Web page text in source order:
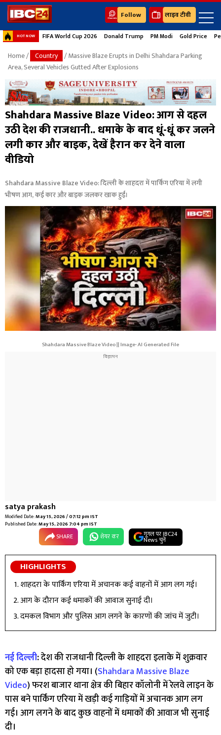
Follow लाइव टीवी
HOT NOW FIFA World Cup 2026 Donald Trump PM Modi Gold Price
Home/ Country / Massive Blaze Erupts in Delhi Shahdara Parking
Area, Several Vehicles Gutted After Explosions
Shahdara Massive Blaze Video: आग से दहल
उठी देश की राजधानी.. धमाके के बाद धूं-धूं कर जलने
लगी कार और बाइक, देखें हैरान कर देने वाला
वीडियो
Shahdara Massive Blaze Video: दिल्ली के शाहदरा में पार्किंग एरिया में लगी
भीषण आग, कई कार और बाइक जलकर खाक हुईं।
Shahdara Massive Blaze Video || Image- AI Generated File
satya prakash
Modified Date:May 15, 2026 / 07:12 pm IST
Published Date:May 15, 2026 7:04 pm IST
SHARE शेयर कर गूगल पर IBC24
News चुनें
HIGHLIGHTS
शाहदरा के पार्किंग एरिया में अचानक कई वाहनों में आग लग गई।
आग के दौरान कई धमाकों की आवाज सुनाई दी।
दमकल विभाग और पुलिस आग लगने के कारणों की जांच में जुटी।
नई दिल्ली:देश की राजधानी दिल्ली के शाहदरा इलाके में शुक्रवार
को एक बड़ा हादसा हो गया। (Shahdara Massive Blaze
Video) फरश बाजार थाना क्षेत्र की बिहार कॉलोनी में रेलवे लाइन के
पास बने पार्किंग एरिया में खड़ी कई गाड़ियों में अचानक आग लग
गई। आग लगने के बाद कुछ वाहनों में धमाकों की आवाज भी सुनाई
दी।